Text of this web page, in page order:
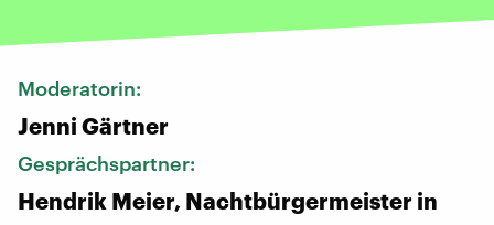
Moderatorin:
Jenni Gärtner
Gesprächspartner:
Hendrik Meier, Nachtbürgermeister in